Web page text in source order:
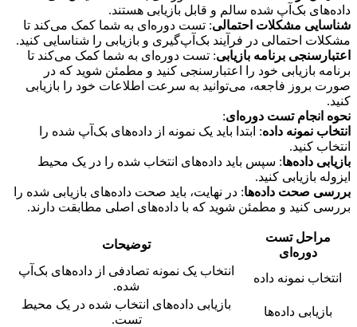
داده‌های بک‌آپ شده سالم و قابل بازیابی هستند.
شناسایی مشکلات احتمالی: تست دوره‌ای به شما کمک می‌کند تا
مشکلات احتمالی در فرآیند بک‌آپ‌گیری و بازیابی را شناسایی کنید.
اعتبارسنجی برنامه بازیابی: تست دوره‌ای به شما کمک می‌کند تا
برنامه بازیابی خود را اعتبارسنجی کنید و مطمئن شوید که در
صورت بروز فاجعه، می‌توانید به سرعت اطلاعات خود را بازیابی
کنید.
نحوه انجام تست دوره‌ای:
انتخاب نمونه داده: ابتدا باید یک نمونه از داده‌های بک‌آپ شده را
انتخاب کنید.
بازیابی داده‌ها: سپس باید داده‌های انتخاب شده را در یک محیط
ایزوله بازیابی کنید.
بررسی صحت داده‌ها: در نهایت، باید صحت داده‌های بازیابی شده را
بررسی کنید و مطمئن شوید که با داده‌های اصلی مطابقت دارند.
مراحل تست
دوره‌ای
توضیحات
انتخاب نمونه داده
انتخاب یک نمونه تصادفی از داده‌های بک‌آپ
شده.
بازیابی داده‌ها
بازیابی داده‌های انتخاب شده در یک محیط
تست.